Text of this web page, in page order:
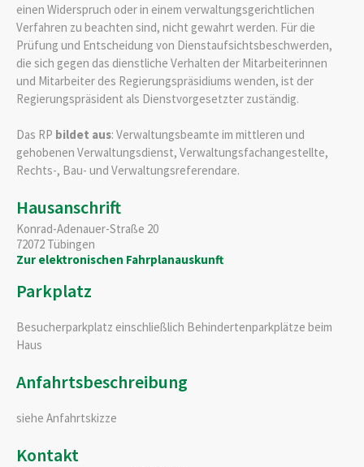
einen Widerspruch oder in einem verwaltungsgerichtlichen
Verfahren zu beachten sind, nicht gewahrt werden. Für die
Prüfung und Entscheidung von Dienstaufsichtsbeschwerden,
die sich gegen das dienstliche Verhalten der Mitarbeiterinnen
und Mitarbeiter des Regierungspräsidiums wenden, ist der
Regierungspräsident als Dienstvorgesetzter zuständig.
Das RP bildet aus: Verwaltungsbeamte im mittleren und
gehobenen Verwaltungsdienst, Verwaltungsfachangestellte,
Rechts-, Bau- und Verwaltungsreferendare.
Hausanschrift
Konrad-Adenauer-Straße 20
72072 Tübingen
Zur elektronischen Fahrplanauskunft
Parkplatz
Besucherparkplatz einschließlich Behindertenparkplätze beim
Haus
Anfahrtsbeschreibung
siehe Anfahrtskizze
Kontakt